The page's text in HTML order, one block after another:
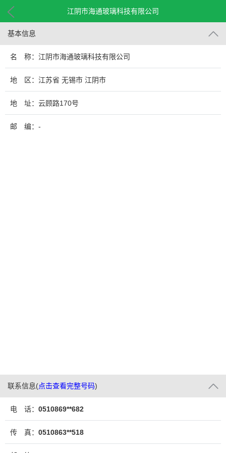
江阴市海通玻璃科技有限公司
基本信息
名 称：江阴市海通玻璃科技有限公司
地 区：江苏省 无锡市 江阴市
地 址：云顾路170号
邮 编：-
联系信息(点击查看完整号码)
电 话： 0510869**682
传 真： 0510863**518